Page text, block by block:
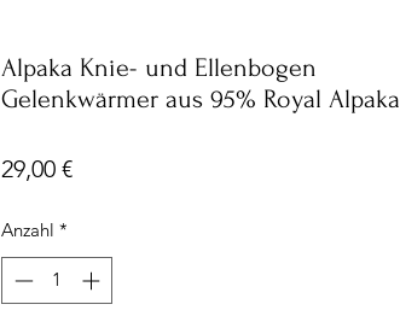
Alpaka Knie- und Ellenbogen
Gelenkwärmer aus 95% Royal Alpaka
29,00 €Preis
Anzahl *